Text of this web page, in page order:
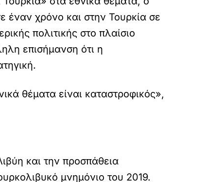
έναν χρόνο και στην Τουρκία σε
πολιτικής στο πλαίσιο
επισήμανση ότι η
θέματα είναι καταστροφικός»,
και την προσπάθεια
μνημόνιο του 2019.